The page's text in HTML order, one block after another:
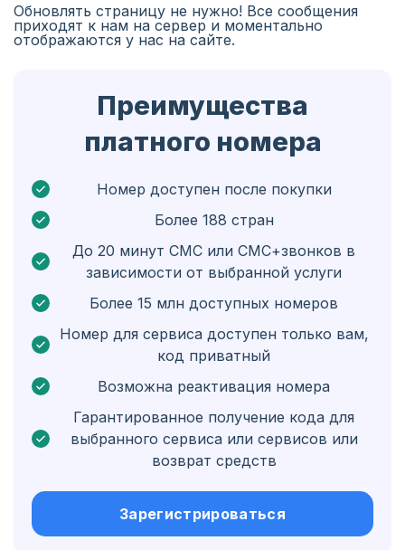
Гвинея
Эфиопия
Кюрасао
Ангола
Кипр
Болгария
Венгрия
Боливия
Гватемала
Куба
Обновлять страницу не нужно! Все сообщения
приходят к нам на сервер и моментально
отображаются у нас на сайте.
Преимущества
платного номера
Номер доступен после покупки
Более 188 стран
До 20 минут СМС или СМС+звонков в
зависимости от выбранной услуги
Более 15 млн доступных номеров
Номер для сервиса доступен только вам,
код приватный
Возможна реактивация номера
Гарантированное получение кода для
выбранного сервиса или сервисов или
возврат средств
Зарегистрироваться